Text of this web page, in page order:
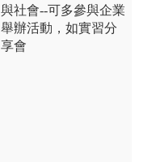
與社會--可多參與企業
舉辦活動，如實習分
享會